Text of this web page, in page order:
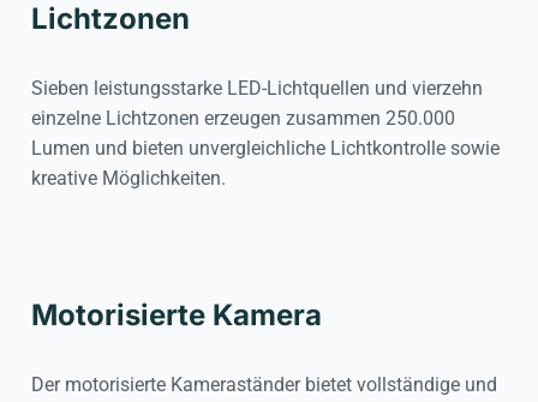
Lichtzonen
Sieben leistungsstarke LED-Lichtquellen und vierzehn
einzelne Lichtzonen erzeugen zusammen 250.000
Lumen und bieten unvergleichliche Lichtkontrolle sowie
kreative Möglichkeiten.
Motorisierte Kamera
Der motorisierte Kameraständer bietet vollständige und